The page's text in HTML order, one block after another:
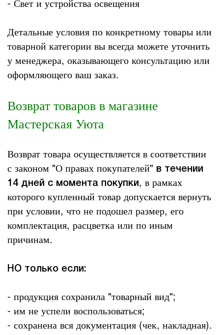
Детальные условия по конкретному товары или
товарной категории вы всегда можете уточнить
у менеджера, оказывающего консультацию или
оформляющего ваш заказ.
Возврат товаров в магазине
Мастерская Уюта
Возврат товара осуществляется в соответствии
с законом "О правах покупателей" в течении
14 дней с момента покупки, в рамках
которого купленный товар допускается вернуть
при условии, что не подошел размер, его
комплектация, расцветка или по иным
причинам.
НО только если:
- продукция сохранила "товарный вид";
- им не успели воспользоваться;
- сохранена вся документация (чек, накладная).